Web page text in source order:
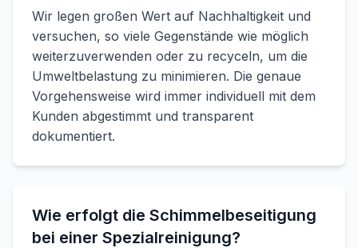
Wir legen großen Wert auf Nachhaltigkeit und
versuchen, so viele Gegenstände wie möglich
weiterzuverwenden oder zu recyceln, um die
Umweltbelastung zu minimieren. Die genaue
Vorgehensweise wird immer individuell mit dem
Kunden abgestimmt und transparent
dokumentiert.
Wie erfolgt die Schimmelbeseitigung
bei einer Spezialreinigung?